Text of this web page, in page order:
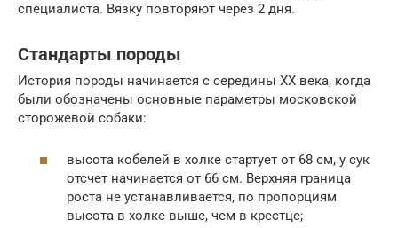
специалиста. Вязку повторяют через 2 дня.
Стандарты породы
История породы начинается с середины ХХ века, когда
были обозначены основные параметры московской
сторожевой собаки:
высота кобелей в холке стартует от 68 см, у сук
отсчет начинается от 66 см. Верхняя граница
роста не устанавливается, по пропорциям
высота в холке выше, чем в крестце;